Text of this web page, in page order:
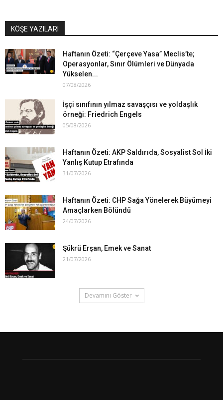
KÖŞE YAZILARI
Haftanın Özeti: “Çerçeve Yasa” Meclis’te;
Operasyonlar, Sınır Ölümleri ve Dünyada
Yükselen...
07/08/2026
İşçi sınıfının yılmaz savaşçısı ve yoldaşlık
örneği: Friedrich Engels
05/08/2026
Haftanın Özeti: AKP Saldırıda, Sosyalist Sol İki
Yanlış Kutup Etrafında
31/07/2026
Haftanın Özeti: CHP Sağa Yönelerek Büyümeyi
Amaçlarken Bölündü
24/07/2026
Şükrü Erşan, Emek ve Sanat
21/07/2026
Devamını Göster